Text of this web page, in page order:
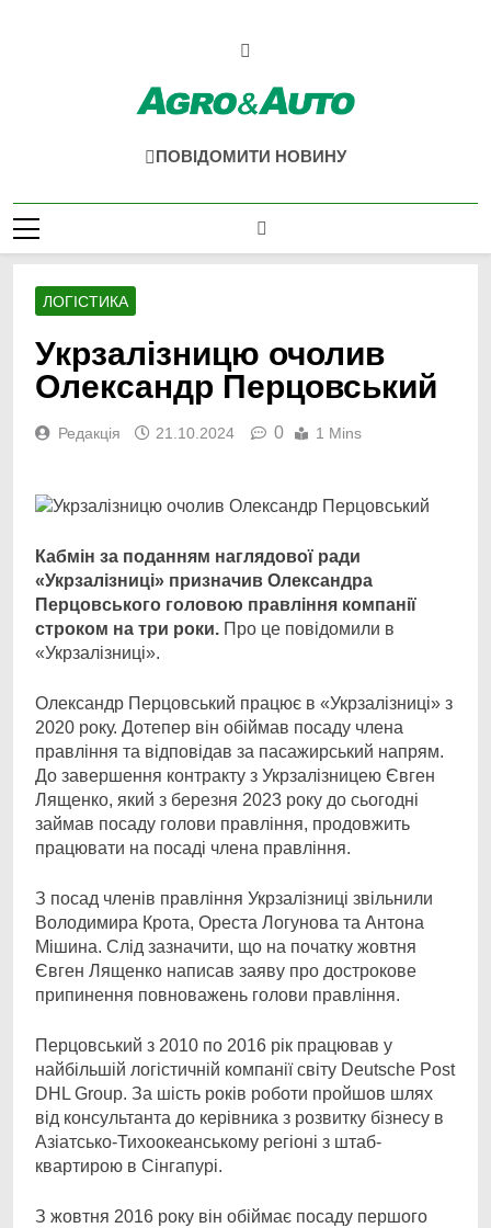
Agro & Auto
ПОВІДОМИТИ НОВИНУ
ЛОГІСТИКА
Укрзалізницю очолив
Олександр Перцовський
Редакція 21.10.2024 0 1 Mins
Кабмін за поданням наглядової ради
«Укрзалізниці» призначив Олександра
Перцовського головою правління компанії
строком на три роки. Про це повідомили в
«Укрзалізниці».
Олександр Перцовський працює в «Укрзалізниці» з
2020 року. Дотепер він обіймав посаду члена
правління та відповідав за пасажирський напрям.
До завершення контракту з Укрзалізницею Євген
Лященко, який з березня 2023 року до сьогодні
займав посаду голови правління, продовжить
працювати на посаді члена правління.
З посад членів правління Укрзалізниці звільнили
Володимира Крота, Ореста Логунова та Антона
Мішина. Слід зазначити, що на початку жовтня
Євген Лященко написав заяву про дострокове
припинення повноважень голови правління.
Перцовський з 2010 по 2016 рік працював у
найбільшій логістичній компанії світу Deutsche Post
DHL Group. За шість років роботи пройшов шлях
від консультанта до керівника з розвитку бізнесу в
Азіатсько-Тихоокеанському регіоні з штаб-
квартирою в Сінгапурі.
З жовтня 2016 року він обіймає посаду першого